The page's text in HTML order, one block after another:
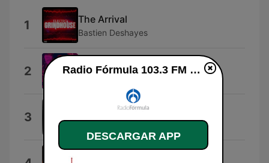
1 The Arrival
Bastien Deshayes
2 Good Fellas
3 Maldición
Lucho Libertad
Radio Fórmula 103.3 FM en línea
DESCARGAR APP